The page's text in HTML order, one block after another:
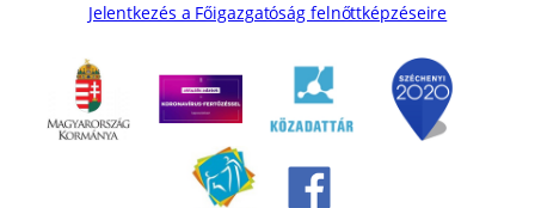
Jelentkezés a Főigazgatóság felnőttképzéseire